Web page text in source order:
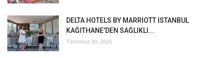
DELTA HOTELS BY MARRİOTT İSTANBUL
KAĞITHANE’DEN SAĞLIKLI...
Temmuz 30, 2026